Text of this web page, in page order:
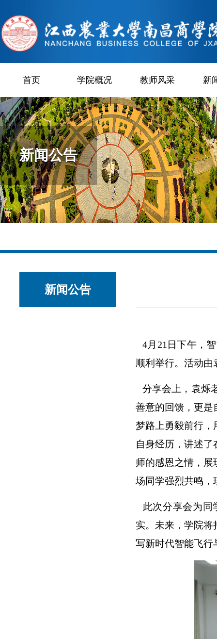
首页 学院概况 教师风采 新
新闻公告
新闻公告
4月21日下午，
顺利举行。活动
分享会上，袁烁
善意的回馈，更是
梦路上勇毅前行，
自身经历，讲述
师的感恩之情，
场同学强烈共鸣，
此次分享会为同
实。未来，学院
写新时代智能飞行